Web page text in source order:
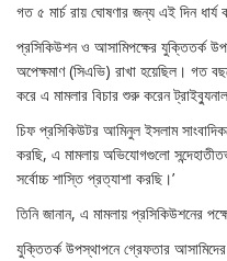
গত ৫ মার্চ রায় ঘোষণার জন্য এই দিন ধার্য
প্রসিকিউশন ও আসামিপক্ষের যুক্তিতর্ক
অপেক্ষমাণ (সিএভি) রাখা হয়েছিল। গত
করে এ মামলার বিচার শুরু করেন
চিফ প্রসিকিউটর আমিনুল ইসলাম
করছি, এ মামলায় অভিযোগগুলো
সর্বোচ্চ শাস্তি প্রত্যাশা করছি।’
তিনি জানান, এ মামলায় প্রসিকিউশনের
যুক্তিতর্ক উপস্থাপনে গ্রেফতার